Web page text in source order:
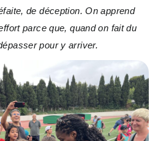
de déception. On apprend
parce que, quand on fait du
pour y arriver.